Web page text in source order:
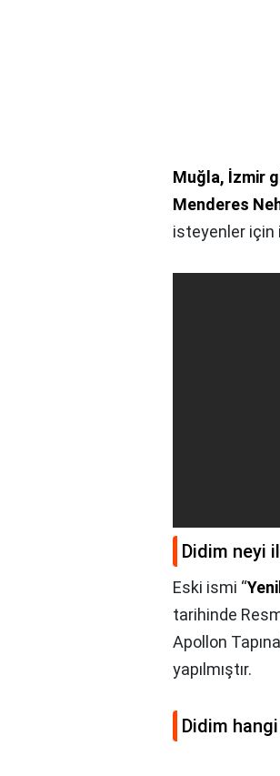
Muğla, İzmir
Menderes
isteyenler için
Didim neyi
Eski ismi “
tarihinde
Apollon
yapılmıştır.
Didim